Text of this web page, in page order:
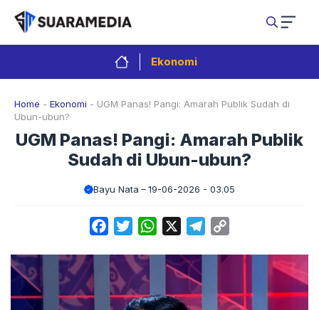
Langsung
isi
Ekonomi
Home - Ekonomi - UGM Panas! Pangi: Amarah Publik Sudah di
Ubun-ubun?
UGM Panas! Pangi: Amarah Publik
Sudah di Ubun-ubun?
Bayu Nata 19-06-2026 - 03.05
FacebookTwitterWhatsApp Telegram